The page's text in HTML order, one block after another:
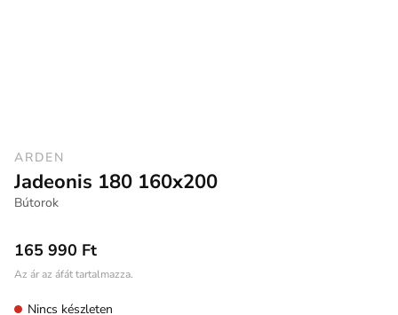
ARDEN
Jadeonis 180 160x200
Bútorok
165 990 Ft
Az ár az áfát tartalmazza.
Nincs készleten